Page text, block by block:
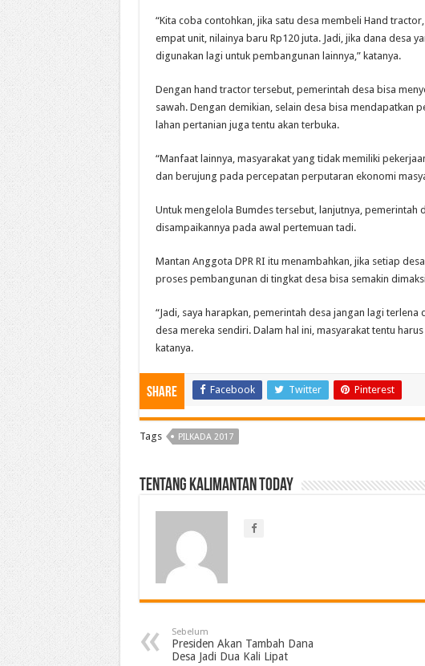
“Kita coba contohkan, jika satu desa membeli Hand
empat unit, nilainya baru Rp120 juta. Jadi, jika dana desa
digunakan lagi untuk pembangunan lainnya,” katanya.
Dengan hand tractor tersebut, pemerintah desa bisa
sawah. Dengan demikian, selain desa bisa mendapatkan
lahan pertanian juga tentu akan terbuka.
“Manfaat lainnya, masyarakat yang tidak memiliki
dan berujung pada percepatan perputaran ekonomi
Untuk mengelola Bumdes tersebut, lanjutnya, pemerintah
disampaikannya pada awal pertemuan tadi.
Mantan Anggota DPR RI itu menambahkan, jika setiap
proses pembangunan di tingkat desa bisa semakin
“Jadi, saya harapkan, pemerintah desa jangan lagi
desa mereka sendiri. Dalam hal ini, masyarakat tentu
katanya.
Share Facebook Twitter Pinterest
Tags PILKADA 2017
Tentang Kalimantan Today
Sebelum
Presiden Akan Tambah Dana
Desa Jadi Dua Kali Lipat